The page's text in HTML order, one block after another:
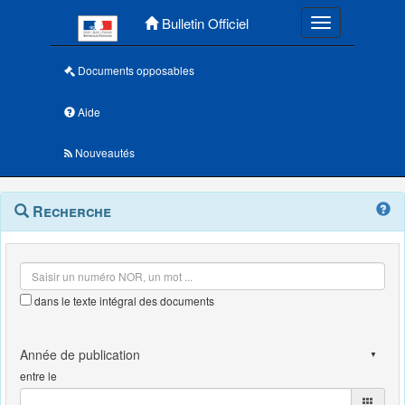
Bulletin Officiel Toggle
Documents opposables
Aide
Nouveautés
Navigation
outils
Menu
contextuel
Recherche
dans le texte intégral des documents
entre le